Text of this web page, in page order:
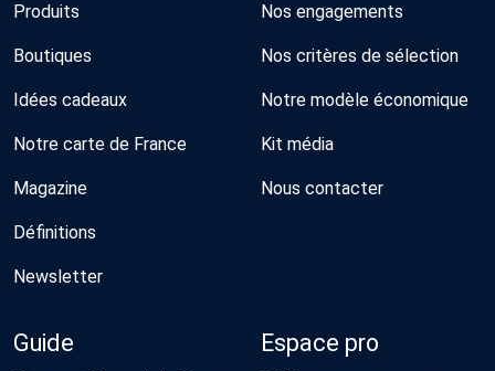
Produits
Boutiques
Idées cadeaux
Notre carte de France
Magazine
Définitions
Newsletter
Nos engagements
Nos critères de sélection
Notre modèle économique
Kit média
Nous contacter
Guide Espace pro